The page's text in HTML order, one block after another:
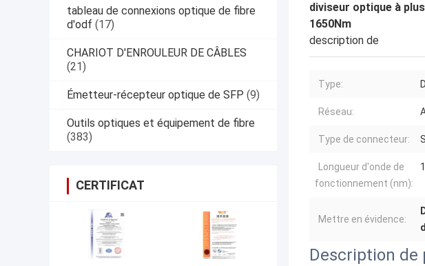
tableau de connexions optique de fibre
d'odf (17)
CHARIOT D'ENROULEUR DE CÂBLES
(21)
Émetteur-récepteur optique de SFP (9)
Outils optiques et équipement de fibre
(383)
CERTIFICAT
diviseur optique à
1650Nm
description de
Type:
Réseau:
Type de connecteur:
Longueur d'onde de
fonctionnement (nm):
Mettre en évidence:
Description de